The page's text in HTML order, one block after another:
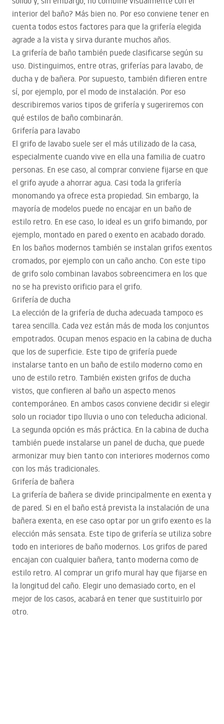
interior del baño? Más bien no. Por eso conviene tener en
cuenta todos estos factores para que la grifería elegida
agrade a la vista y sirva durante muchos años.
La grifería de baño también puede clasificarse según su
uso. Distinguimos, entre otras, griferías para lavabo, de
ducha y de bañera. Por supuesto, también difieren entre
sí, por ejemplo, por el modo de instalación. Por eso
describiremos varios tipos de grifería y sugeriremos con
qué estilos de baño combinarán.
Grifería para lavabo
El grifo de lavabo suele ser el más utilizado de la casa,
especialmente cuando vive en ella una familia de cuatro
personas. En ese caso, al comprar conviene fijarse en que
el grifo ayude a ahorrar agua. Casi toda la grifería
monomando ya ofrece esta propiedad. Sin embargo, la
mayoría de modelos puede no encajar en un baño de
estilo retro. En ese caso, lo ideal es un grifo bimando, por
ejemplo, montado en pared o exento en acabado dorado.
En los baños modernos también se instalan grifos exentos
cromados, por ejemplo con un caño ancho. Con este tipo
de grifo solo combinan lavabos sobreencimera en los que
no se ha previsto orificio para el grifo.
Grifería de ducha
La elección de la grifería de ducha adecuada tampoco es
tarea sencilla. Cada vez están más de moda los conjuntos
empotrados. Ocupan menos espacio en la cabina de ducha
que los de superficie. Este tipo de grifería puede
instalarse tanto en un baño de estilo moderno como en
uno de estilo retro. También existen grifos de ducha
vistos, que confieren al baño un aspecto menos
contemporáneo. En ambos casos conviene decidir si elegir
solo un rociador tipo lluvia o uno con teleducha adicional.
La segunda opción es más práctica. En la cabina de ducha
también puede instalarse un panel de ducha, que puede
armonizar muy bien tanto con interiores modernos como
con los más tradicionales.
Grifería de bañera
La grifería de bañera se divide principalmente en exenta y
de pared. Si en el baño está prevista la instalación de una
bañera exenta, en ese caso optar por un grifo exento es la
elección más sensata. Este tipo de grifería se utiliza sobre
todo en interiores de baño modernos. Los grifos de pared
encajan con cualquier bañera, tanto moderna como de
estilo retro. Al comprar un grifo mural hay que fijarse en
la longitud del caño. Elegir uno demasiado corto, en el
mejor de los casos, acabará en tener que sustituirlo por
otro.